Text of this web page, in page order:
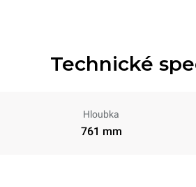
Technické
Hloubka
761 mm